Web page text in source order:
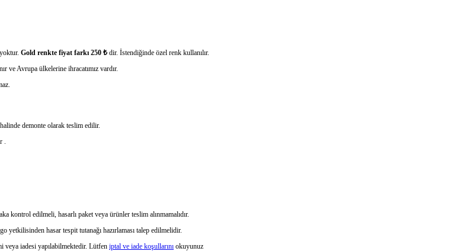
Gold renkte fiyat farkı 250 ₺dir. İstendiğinde özel renk kullanılır.
ve Avrupa ülkelerine ihracatımız vardır.
demonte olarak teslim edilir.
kontrol edilmeli, hasarlı paket veya ürünler teslim alınmamalıdır.
yetkilisinden hasar tespit tutanağı hazırlaması talep edilmelidir.
veya iadesi yapılabilmektedir. Lütfen iptal ve iade koşullarınıokuyunuz